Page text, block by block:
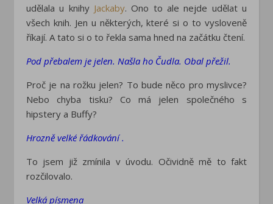
udělala u knihy Jackaby. Ono to ale nejde udělat u
všech knih. Jen u některých, které si o to vysloveně
říkají. A tato si o to řekla sama hned na začátku čtení.
Pod přebalem je jelen. Našla ho Čudla. Obal přežil.
Proč je na rožku jelen? To bude něco pro myslivce?
Nebo chyba tisku? Co má jelen společného s
hipstery a Buffy?
Hrozně velké řádkování .
To jsem již zmínila v úvodu. Očividně mě to fakt
rozčilovalo.
Velká písmena